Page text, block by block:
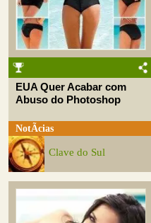
EUA Quer Acabar com
Abuso do Photoshop
NotÃ­cias
Clave do Sul